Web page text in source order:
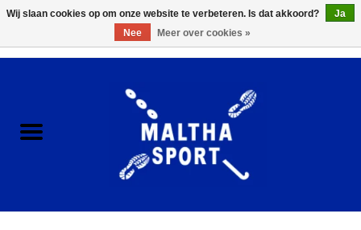
ACCESSOIRES/HARDWARE
KLEDING
Wij slaan cookies op om onze website te verbeteren. Is dat akkoord?
Ja
Nee
Meer over cookies »